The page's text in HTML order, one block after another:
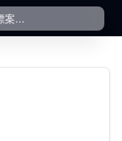
menu